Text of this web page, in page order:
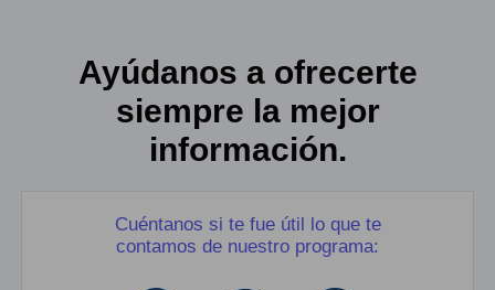
Ayúdanos a ofrecerte
siempre la mejor
información.
Cuéntanos si te fue útil lo que te
contamos de nuestro programa: